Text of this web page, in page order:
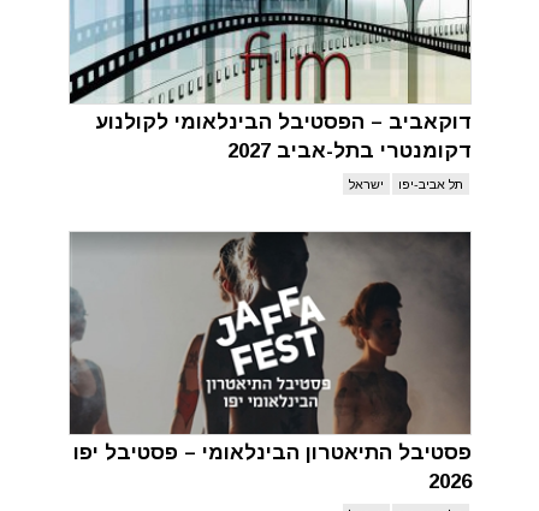
דוקאביב – הפסטיבל הבינלאומי לקולנוע
דקומנטרי בתל-אביב 2027
תל אביב-יפו ישראל
פסטיבל התיאטרון הבינלאומי – פסטיבל יפו
2026